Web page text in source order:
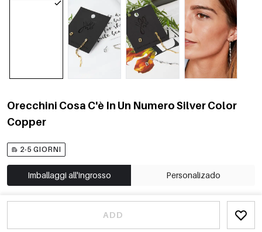
Orecchini Cosa C'è In Un Numero Silver Color
Copper
2-5 GIORNI
Imballaggi all'ingrosso Personalizado
ADD